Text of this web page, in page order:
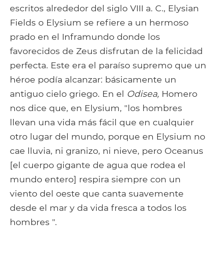
escritos alrededor del siglo VIII a. C., Elysian
Fields o Elysium se refiere a un hermoso
prado en el Inframundo donde los
favorecidos de Zeus disfrutan de la felicidad
perfecta. Este era el paraíso supremo que un
héroe podía alcanzar: básicamente un
antiguo cielo griego. En el Odisea, Homero
nos dice que, en Elysium, "los hombres
llevan una vida más fácil que en cualquier
otro lugar del mundo, porque en Elysium no
cae lluvia, ni granizo, ni nieve, pero Oceanus
[el cuerpo gigante de agua que rodea el
mundo entero] respira siempre con un
viento del oeste que canta suavemente
desde el mar y da vida fresca a todos los
hombres ".